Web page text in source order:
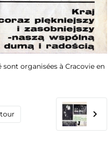
organisées à Cracovie en